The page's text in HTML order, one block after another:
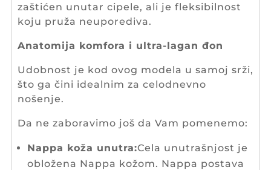
zaštićen unutar cipele, ali je fleksibilnost
koju pruža neuporediva.
Anatomija komfora i ultra-lagan đon
Udobnost je kod ovog modela u samoj srži,
što ga čini idealnim za celodnevno
nošenje.
Da ne zaboravimo još da Vam pomenemo:
Nappa koža unutra:Cela unutrašnjost je
obložena Nappa kožom. Nappa postava